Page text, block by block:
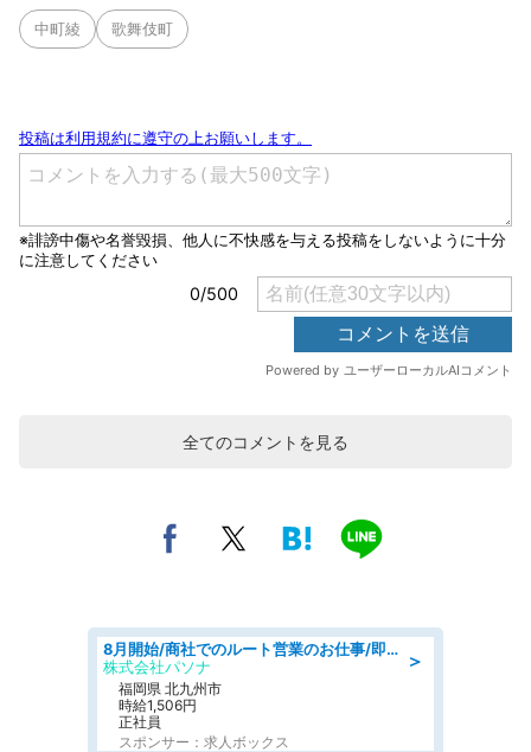
中町綾 歌舞伎町
全てのコメントを見る
＞
8月開始/商社でのルート営業のお仕事/即日勤務可/車通勤可/営業
株式会社パソナ
福岡県 北九州市
時給1,506円
正社員
スポンサー：求人ボックス